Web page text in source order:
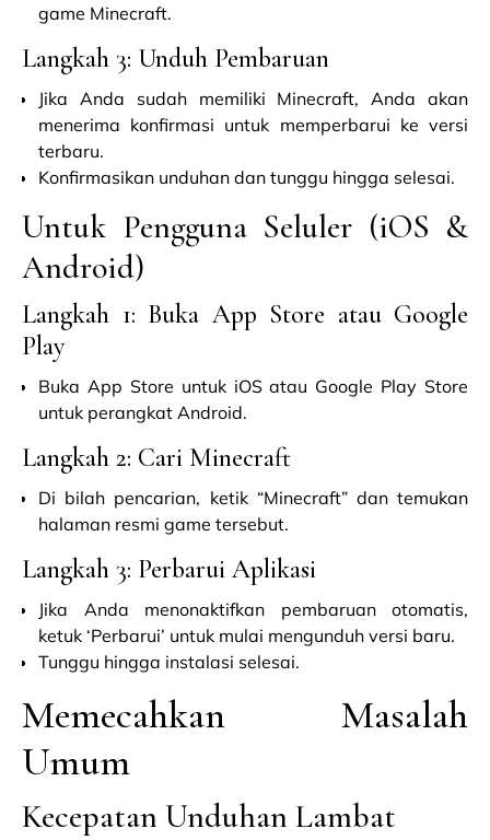
game Minecraft.
Langkah 3: Unduh Pembaruan
Jika Anda sudah memiliki Minecraft, Anda akan
menerima konfirmasi untuk memperbarui ke versi
terbaru.
Konfirmasikan unduhan dan tunggu hingga selesai.
Untuk Pengguna Seluler (iOS &
Android)
Langkah 1: Buka App Store atau Google
Play
Buka App Store untuk iOS atau Google Play Store
untuk perangkat Android.
Langkah 2: Cari Minecraft
Di bilah pencarian, ketik “Minecraft” dan temukan
halaman resmi game tersebut.
Langkah 3: Perbarui Aplikasi
Jika Anda menonaktifkan pembaruan otomatis,
ketuk ‘Perbarui’ untuk mulai mengunduh versi baru.
Tunggu hingga instalasi selesai.
Memecahkan Masalah
Umum
Kecepatan Unduhan Lambat